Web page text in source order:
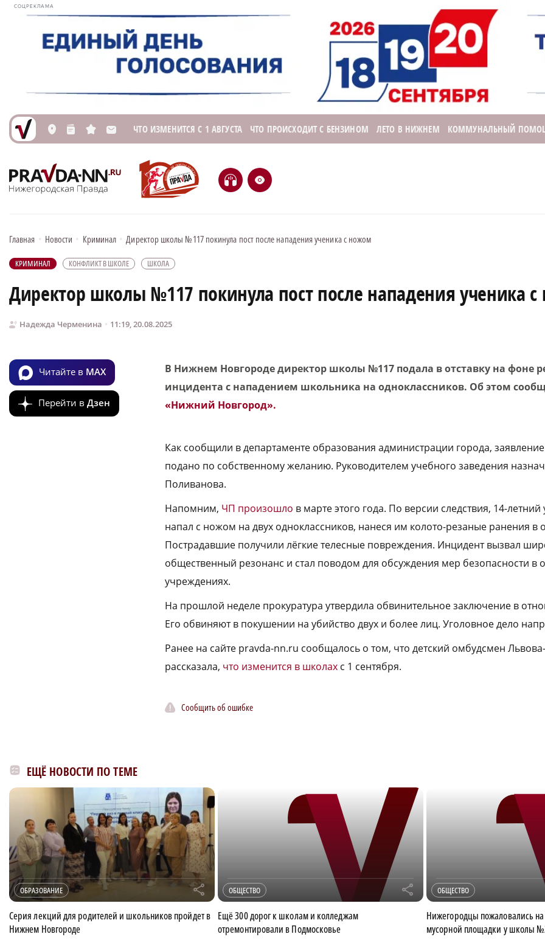
СОЦРЕКЛАМА
L n s M ЧТО ИЗМЕНИТСЯ С 1 АВГУСТА ЧТО ПРОИСХОДИТ С БЕНЗИНОМ ЛЕТО В НИЖНЕМ КОММУНАЛЬНЫЙ
H e
Главная • Новости • Криминал • Директор школы №117 покинула пост после нападения ученика с ножом
КРИМИНАЛ КОНФЛИКТ В ШКОЛЕ ШКОЛА
Директор школы №117 покинула пост после нападения ученика
Надежда Черменина 11:19, 20.08.2025
Читайте в MAX
Перейти в Дзен
В Нижнем Новгороде директор школы №117 подала в отставку на фоне
инцидента с нападением школьника на одноклассников. Об этом
«Нижний Новгород».
Как сообщили в департаменте образования администрации города,
подано по собственному желанию. Руководителем учебного заведения
Поливанова.
Напомним, ЧП произошло в марте этого года. По версии следствия, 14-
напал с ножом на двух одноклассников, нанеся им колото-резаные ранения в
Пострадавшие получили лёгкие телесные повреждения. Инцидент вызвал
общественный резонанс и стал поводом для обсуждения мер безопасности в
учреждениях.
На прошлой неделе прокуратура утвердила обвинительное заключение в
Его обвиняют в покушении на убийство двух и более лиц. Уголовное дело
Ранее на сайте pravda-nn.ru сообщалось о том, что детский омбудсмен
рассказала, что изменится в школах с 1 сентября.
Сообщить об ошибке
ЕЩЁ НОВОСТИ ПО ТЕМЕ
ОБРАЗОВАНИЕ r
Серия лекций для родителей и школьников пройдет в
Нижнем Новгороде
ОБЩЕСТВО r
Ещё 300 дорог к школам и колледжам
отремонтировали в Подмосковье
ОБЩЕСТВО
Нижегородцы пожаловались
мусорной площадки у школы